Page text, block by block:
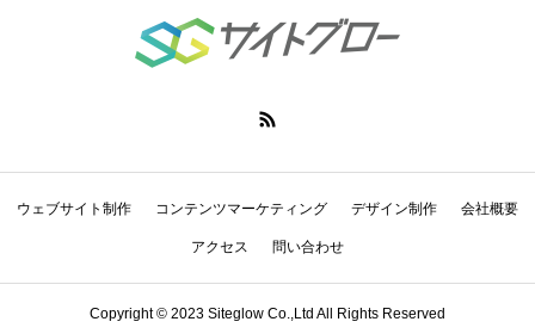
ウェブサイト制作 コンテンツマーケティング デザイン制作 会社概要
アクセス 問い合わせ
Copyright © 2023 Siteglow Co.,Ltd All Rights Reserved